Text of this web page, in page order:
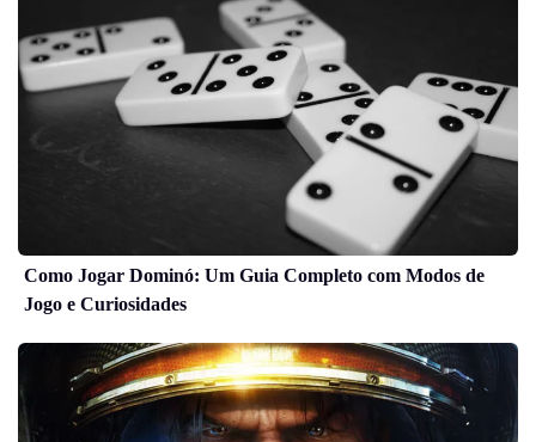
Como Jogar Dominó: Um Guia Completo com Modos de
Jogo e Curiosidades